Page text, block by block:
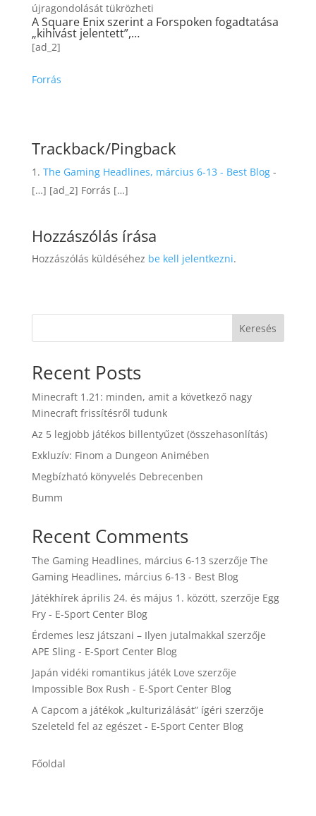
újragondolását tükrözheti
A Square Enix szerint a Forspoken fogadtatása
„kihívást jelentett”,…
[ad_2]
Forrás
Trackback/Pingback
The Gaming Headlines, március 6-13 - Best Blog-
[…] [ad_2] Forrás […]
Hozzászólás írása
Hozzászólás küldéséhez be kell jelentkezni.
Keresés
Recent Posts
Minecraft 1.21: minden, amit a következő nagy
Minecraft frissítésről tudunk
Az 5 legjobb játékos billentyűzet (összehasonlítás)
Exkluzív: Finom a Dungeon Animében
Megbízható könyvelés Debrecenben
Bumm
Recent Comments
The Gaming Headlines, március 6-13 szerzője The
Gaming Headlines, március 6-13 - Best Blog
Játékhírek április 24. és május 1. között, szerzője Egg
Fry - E-Sport Center Blog
Érdemes lesz játszani – Ilyen jutalmakkal szerzője
APE Sling - E-Sport Center Blog
Japán vidéki romantikus játék Love szerzője
Impossible Box Rush - E-Sport Center Blog
A Capcom a játékok „kulturizálását” ígéri szerzője
Szeleteld fel az egészet - E-Sport Center Blog
Főoldal